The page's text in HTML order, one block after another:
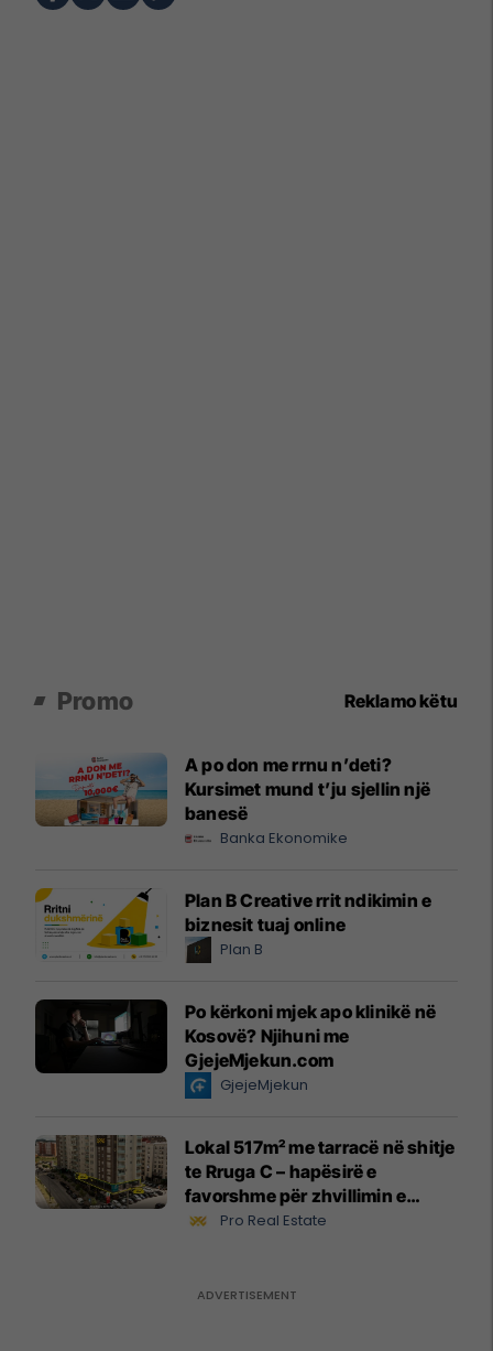
Promo Reklamo këtu
A po don me rrnu n’deti?
Kursimet mund t’ju sjellin një
banesë
Banka Ekonomike
Plan B Creative rrit ndikimin e
biznesit tuaj online
Plan B
Po kërkoni mjek apo klinikë në
Kosovë? Njihuni me
GjejeMjekun.com
GjejeMjekun
Lokal 517m² me tarracë në shitje
te Rruga C – hapësirë e
favorshme për zhvillimin e
biznesit #15796
Pro Real Estate